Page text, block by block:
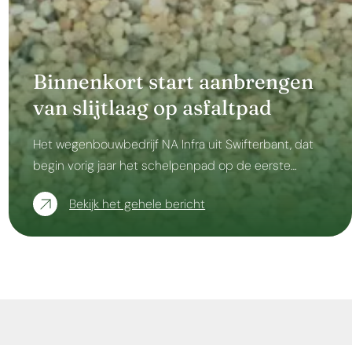
Binnenkort start aanbrengen
van slijtlaag op asfaltpad
Het wegenbouwbedrijf NA Infra uit Swifterbant, dat
begin vorig jaar het schelpenpad op de eerste…
Bekijk het gehele bericht